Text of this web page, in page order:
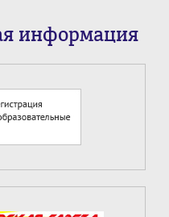
информация